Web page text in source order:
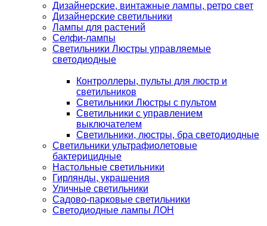
Дизайнерские, винтажные лампы, ретро свет
Дизайнерские светильники
Лампы для растений
Селфи-лампы
Светильники Люстры управляемые
светодиодные
Контроллеры, пульты для люстр и
светильников
Светильники Люстры с пультом
Светильники с управлением
выключателем
Светильники, люстры, бра светодиодные
Светильники ультрафиолетовые
бактерицидные
Настольные светильники
Гирлянды, украшения
Уличные светильники
Садово-парковые светильники
Светодиодные лампы ЛОН